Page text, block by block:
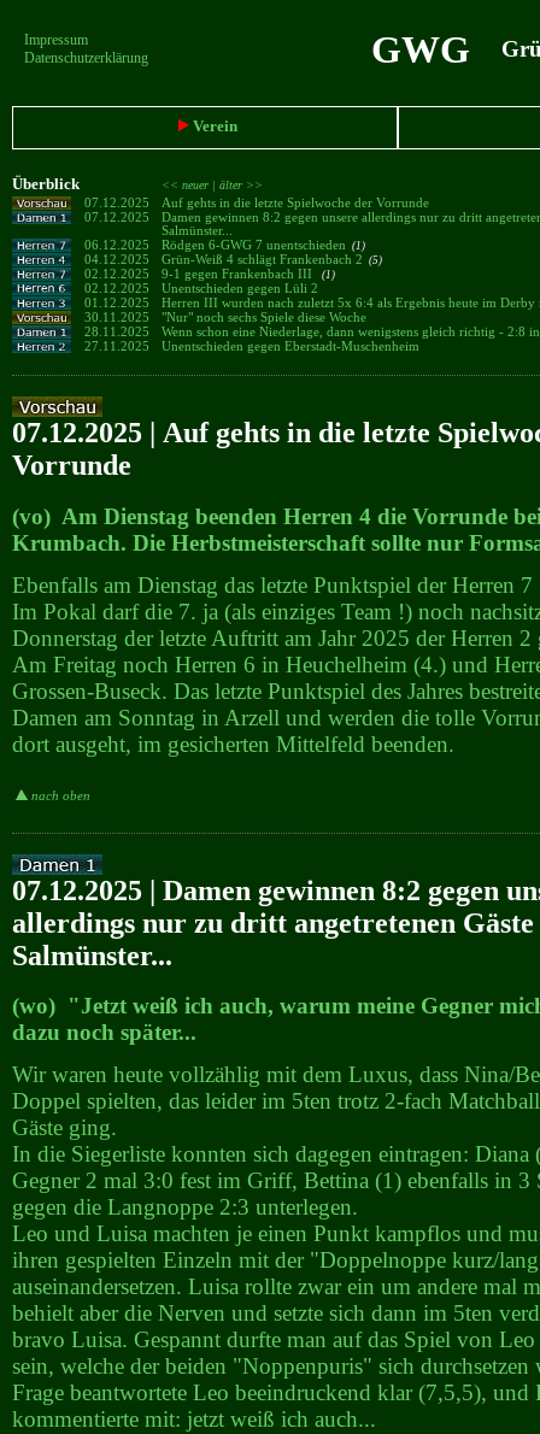
Impressum
Datenschutzerklärung
GWG
Verein
Überblick << neuer | älter >>
07.12.2025
Auf gehts in die letzte Spielwoche der Vorrunde
07.12.2025
Damen gewinnen 8:2 gegen unsere allerdings nur zu dritt
Salmünster...
06.12.2025
Rödgen 6-GWG 7 unentschieden (1)
04.12.2025 Grün-Weiß 4 schlägt Frankenbach 2 (5)
02.12.2025 9-1 gegen Frankenbach III (1)
02.12.2025
Unentschieden gegen Lüli 2
01.12.2025
Herren III wurden nach zuletzt 5x 6:4 als Ergebnis heute im
30.11.2025
"Nur" noch sechs Spiele diese Woche
28.11.2025
Wenn schon eine Niederlage, dann wenigstens gleich richtig - 2:8
27.11.2025
Unentschieden gegen Eberstadt-Muschenheim
07.12.2025 | Auf gehts in die letzte
Vorrunde
(vo) Am Dienstag beenden Herren 4 die Vorrunde
Krumbach. Die Herbstmeisterschaft sollte nur
Ebenfalls am Dienstag das letzte Punktspiel der Herren
Im Pokal darf die 7. ja (als einziges Team !) noch
Donnerstag der letzte Auftritt am Jahr 2025 der Herren
Am Freitag noch Herren 6 in Heuchelheim (4.) und
Grossen-Buseck. Das letzte Punktspiel des Jahres
Damen am Sonntag in Arzell und werden die tolle
dort ausgeht, im gesicherten Mittelfeld beenden.
nach oben
07.12.2025 | Damen gewinnen 8:2 gegen
allerdings nur zu dritt angetretenen Gäste
Salmünster...
(wo) "Jetzt weiß ich auch, warum meine Gegner
dazu noch später...
Wir waren heute vollzählig mit dem Luxus, dass Nina/
Doppel spielten, das leider im 5ten trotz 2-fach
Gäste ging.
In die Siegerliste konnten sich dagegen eintragen: Diana
Gegner 2 mal 3:0 fest im Griff, Bettina (1) ebenfalls in 3
gegen die Langnoppe 2:3 unterlegen.
Leo und Luisa machten je einen Punkt kampflos und
ihren gespielten Einzeln mit der "Doppelnoppe kurz/
auseinandersetzen. Luisa rollte zwar ein um andere mal
behielt aber die Nerven und setzte sich dann im 5ten
bravo Luisa. Gespannt durfte man auf das Spiel von
sein, welche der beiden "Noppenpuris" sich durchsetzen
Frage beantwortete Leo beeindruckend klar (7,5,5), und
kommentierte mit: jetzt weiß ich auch...